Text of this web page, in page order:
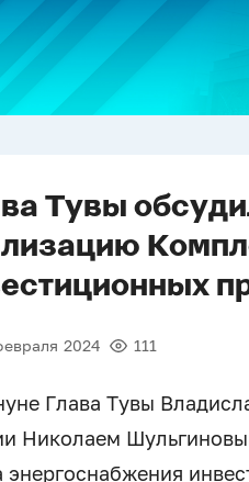
Тувы
2024 111
Глава Тувы
Николаем
энергоснабжения